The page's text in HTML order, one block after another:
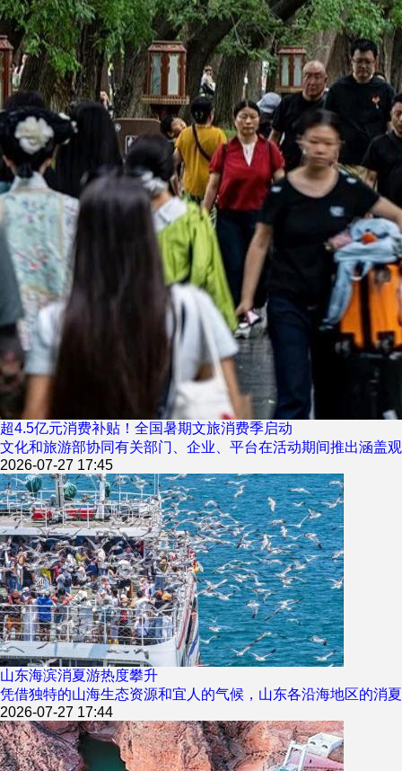
超4.5亿元消费补贴！全国暑期文旅消费季启动
文化和旅游部协同有关部门、企业、平台在活动期间推出涵盖
2026-07-27 17:45
山东海滨消夏游热度攀升
凭借独特的山海生态资源和宜人的气候，山东各沿海地区的消
2026-07-27 17:44